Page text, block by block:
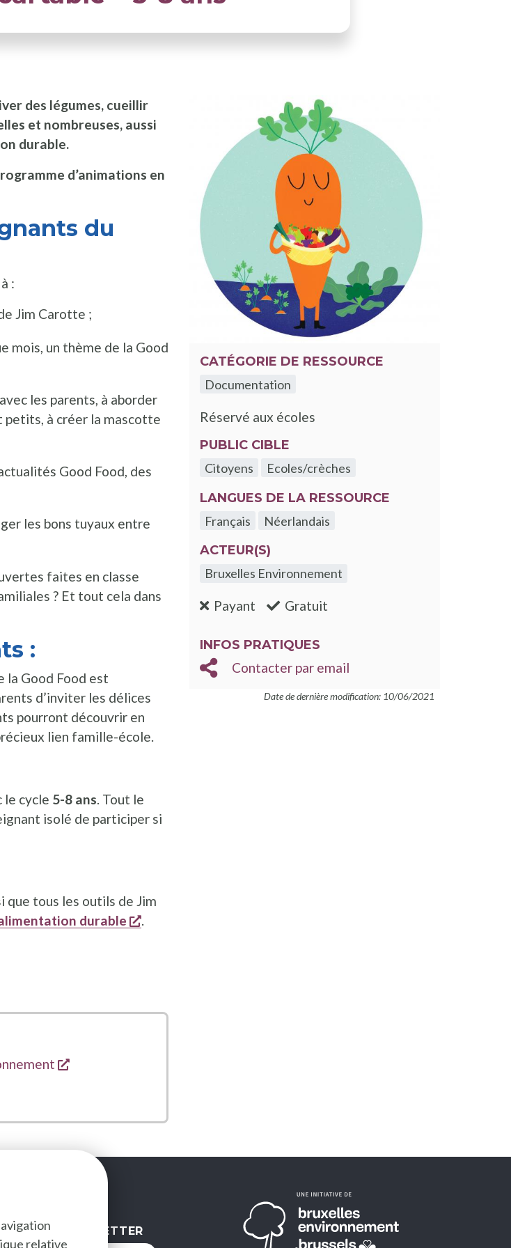
relative
des légumes, cueillir
et nombreuses, aussi
durable.
d’animations en
du
:
Jim Carotte ;
mois, un thème de la Good
les parents, à aborder
petits, à créer la mascotte
Good Food, des
les bons tuyaux entre
faites en classe
? Et tout cela dans
:
la Good Food est
d’inviter les délices
pourront découvrir en
lien famille-école.
le cycle 5-8 ans . Tout le
isolé de participer si
dans une nouvelle fenêtre
que tous les outils de Jim
durable s'ouvre dans une nouvelle fenêtre
s'ouvre dans une nouvelle fenêtre
CATÉGORIE DE RESSOURCE
Documentation
Réservé aux écoles
PUBLIC CIBLE
Citoyens
Ecoles/crèches
LANGUES DE LA RESSOURCE
Français
Néerlandais
ACTEUR(S)
Bruxelles Environnement
Payant :non Gratuit
INFOS PRATIQUES
Contacter par email
Date de dernière modification: 10/06/2021
NEWSLETTER